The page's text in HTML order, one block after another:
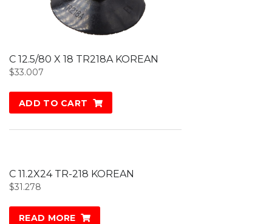
C 12.5/80 X 18 TR218A KOREAN
$33.007
ADD TO CART
C 11.2X24 TR-218 KOREAN
$31.278
READ MORE